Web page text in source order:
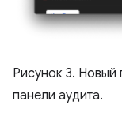
Рисунок 3. Новый
панели аудита.